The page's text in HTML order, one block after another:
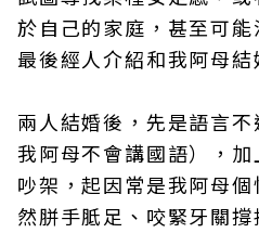
於自己的家庭，甚至可能
最後經人介紹和我阿母結
兩人結婚後，先是語言不
我阿母不會講國語），
吵架，起因常是我阿母
然胼手胝足、咬緊牙關